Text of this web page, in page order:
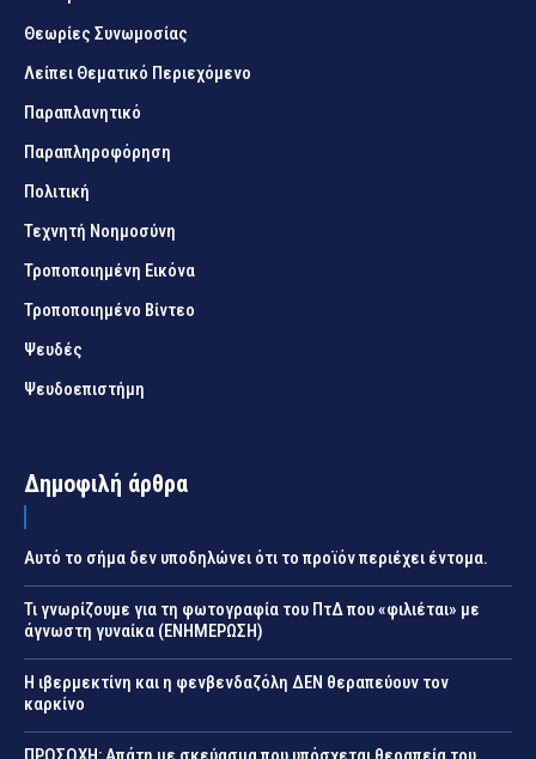
Θεωρίες Συνωμοσίας
Λείπει Θεματικό Περιεχόμενο
Παραπλανητικό
Παραπληροφόρηση
Πολιτική
Τεχνητή Νοημοσύνη
Τροποποιημένη Εικόνα
Τροποποιημένο Βίντεο
Ψευδές
Ψευδοεπιστήμη
Δημοφιλή άρθρα
Αυτό το σήμα δεν υποδηλώνει ότι το προϊόν περιέχει έντομα.
Τι γνωρίζουμε για τη φωτογραφία του ΠτΔ που «φιλιέται» με
άγνωστη γυναίκα (ΕΝΗΜΕΡΩΣΗ)
Η ιβερμεκτίνη και η φενβενδαζόλη ΔΕΝ θεραπεύουν τον
καρκίνο